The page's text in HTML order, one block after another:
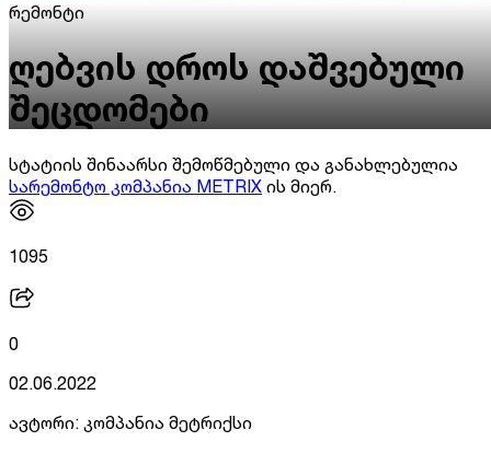
რემონტი
ღებვის დროს დაშვებული
შეცდომები
სტატიის შინაარსი შემოწმებული და განახლებულია
სარემონტო კომპანია METRIX ის მიერ.
1095
0
02.06.2022
ავტორი: კომპანია მეტრიქსი